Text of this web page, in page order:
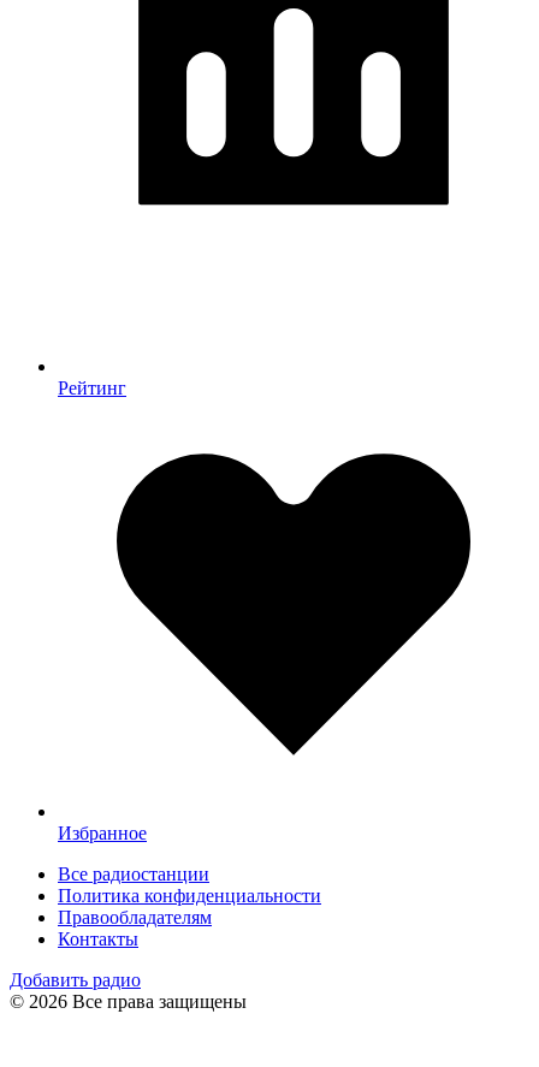
Рейтинг
Избранное
Все радиостанции
Политика конфиденциальности
Правообладателям
Контакты
Добавить радио
© 2026 Все права защищены